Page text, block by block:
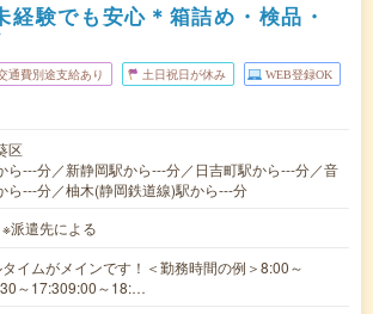
経験でも安心＊箱詰め・検品・
通費別途支給あり 土日祝日が休み WEB登録OK
区
ら---分／新静岡駅から---分／日吉町駅から---分／音
ら---分／柚木(静岡鉄道線)駅から---分
遣先による
イムがメインです！＜勤務時間の例＞8:00～
～17:309:00～18:…